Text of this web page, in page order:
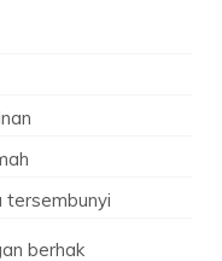
tersembunyi
berhak